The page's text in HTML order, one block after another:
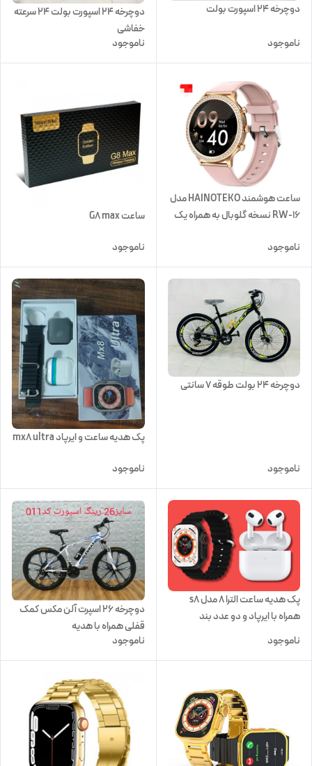
دوچرخه 24 اسپورت بولت
ناموجود
دوچرخه 24 اسپورت بولت 24 سرعته
خفاشی
ناموجود
ساعت هوشمند HAINOTEKO مدل
RW-16 نسخه گلوبال به همراه یک
ناموجود
ساعت G8 max
ناموجود
دوچرخه 24 بولت طوقه 7 سانتی
ناموجود
پک هدیه ساعت و ایرپاد mx8 ultra
ناموجود
پک هدیه ساعت الترا ۸ مدل s8
همراه با ایرپاد و دو عدد بند
ناموجود
دوچرخه ۲۶ اسپرت آلن مکس کمک
قفلی همراه با هدیه
ناموجود